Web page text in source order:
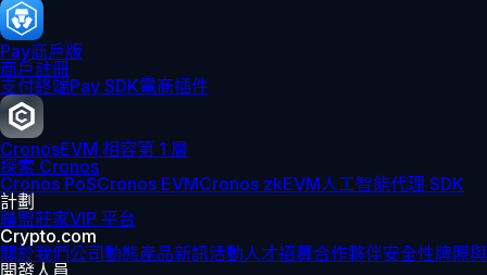
Pay商戶版
商戶註冊
支付終端Pay SDK電商插件
CronosEVM 相容第 1 層
探索 Cronos
Cronos PoSCronos EVMCronos zkEVM人工智能代理 SDK
計劃
聯盟莊家VIP 平台
Crypto.com
關於我們公司動態產品新訊活動人才招募合作夥伴安全性牌照
開發人員